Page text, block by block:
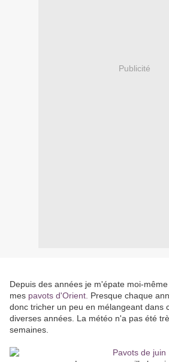
Publicité
Depuis des années je m'épate moi-
mes pavots d'Orient. Presque chaque
donc tricher un peu en mélangeant dans
diverses années. La météo n'a pas été
semaines.